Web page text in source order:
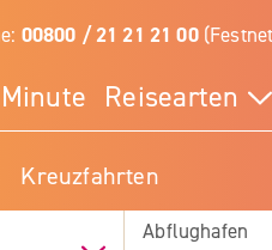
00800 / 21 21 21 00
Reisearten
Kreuzfahrten
Abflughafen